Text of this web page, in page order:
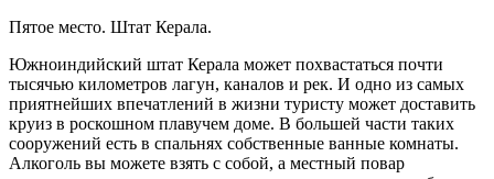
Пятое место. Штат Керала.
Южноиндийский штат Керала может похвастаться почти
тысячью километров лагун, каналов и рек. И одно из самых
приятнейших впечатлений в жизни туристу может доставить
круиз в роскошном плавучем доме. В большей части таких
сооружений есть в спальнях собственные ванные комнаты.
Алкоголь вы можете взять с собой, а местный повар